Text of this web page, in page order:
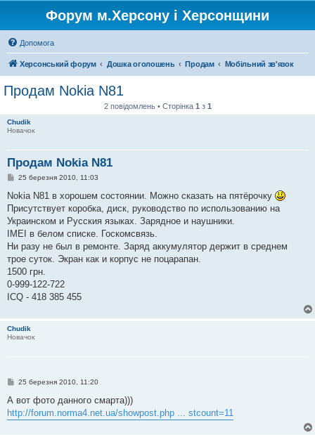
Форум м.Херсону і Херсонщини
Допомога
Херсонський форум Дошка оголошень Продам Мобільний зв'язок
Продам Nokia N81
2 повідомлень • Сторінка 1 з 1
Chudik
Новачок
Продам Nokia N81
П
в
д
о
м
л
е
н
я
25 березня 2010, 11:03
Nokia N81 в хорошем состоянии. Можно сказать на пятёрочку
Присутствует коробка, диск, руководство по использованию на
Украинском и Русския языках. Зарядное и наушники.
IMEI в белом списке. Госкомсвязь.
Ни разу не был в ремонте. Заряд аккумулятор держит в среднем
трое суток. Экран как и корпус не поцарапан.
1500 грн.
0-999-122-722
ICQ - 418 385 455
Chudik
Новачок
П
в
д
25 березня 2010, 11:20
А вот фото данного смарта)))
http://forum.norma4.net.ua/showpost.php ... stcount=11